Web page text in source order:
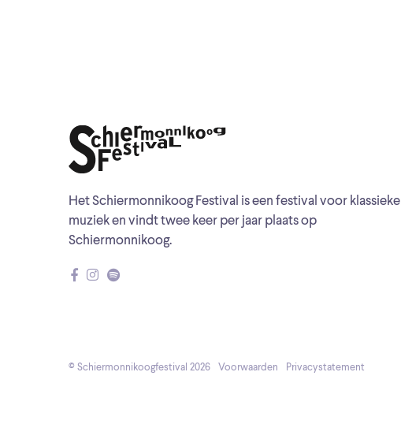
Het Schiermonnikoog Festival is een festival voor klassieke
muziek en vindt twee keer per jaar plaats op
Schiermonnikoog.
© Schiermonnikoogfestival 2026 Voorwaarden Privacystatement